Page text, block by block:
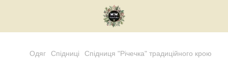
Одяг Спідниці Спідниця "Річечка" традиційного крою